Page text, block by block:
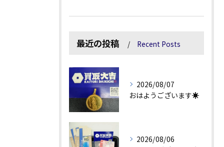
最近の投稿 Recent Posts
2026/08/07
おはようございます☀
2026/08/06